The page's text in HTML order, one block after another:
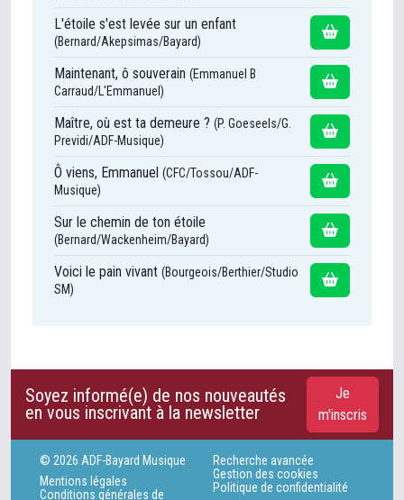
L'étoile s'est levée sur un enfant
(Bernard/Akepsimas/Bayard)
Maintenant, ô souverain (Emmanuel B
Carraud/L'Emmanuel)
Maître, où est ta demeure ? (P. Goeseels/G.
Previdi/ADF-Musique)
Ô viens, Emmanuel (CFC/Tossou/ADF-
Musique)
Sur le chemin de ton étoile
(Bernard/Wackenheim/Bayard)
Voici le pain vivant (Bourgeois/Berthier/Studio
SM)
Soyez informé(e) de nos nouveautés
en vous inscrivant à la newsletter
Je
m'inscris
© 2026 ADF-Bayard Musique
Mentions légales
Conditions générales de
Recherche avancée
Gestion des cookies
Politique de confidentialité